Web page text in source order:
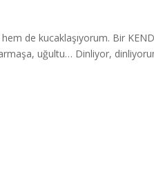
de kucaklaşıyorum. Bir
uğultu… Dinliyor,